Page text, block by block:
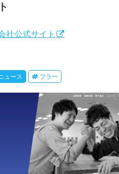
社公式サイト
ュース フラー